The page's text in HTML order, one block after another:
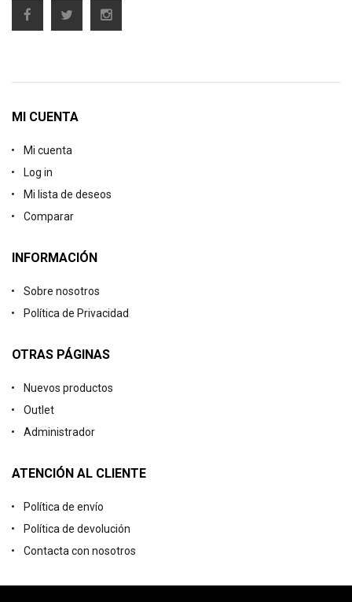
MI CUENTA
Mi cuenta
Log in
Mi lista de deseos
Comparar
INFORMACIÓN
Sobre nosotros
Política de Privacidad
OTRAS PÁGINAS
Nuevos productos
Outlet
Administrador
ATENCIÓN AL CLIENTE
Política de envío
Política de devolución
Contacta con nosotros